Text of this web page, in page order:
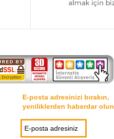
E-posta adresinizi bırakın,
yeniliklerden haberdar olun